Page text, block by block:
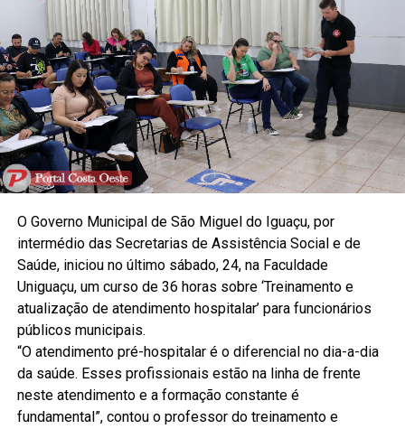
O Governo Municipal de São Miguel do Iguaçu, por
intermédio das Secretarias de Assistência Social e de
Saúde, iniciou no último sábado, 24, na Faculdade
Uniguaçu, um curso de 36 horas sobre ‘Treinamento e
atualização de atendimento hospitalar’ para funcionários
públicos municipais.
“O atendimento pré-hospitalar é o diferencial no dia-a-dia
da saúde. Esses profissionais estão na linha de frente
neste atendimento e a formação constante é
fundamental”, contou o professor do treinamento e